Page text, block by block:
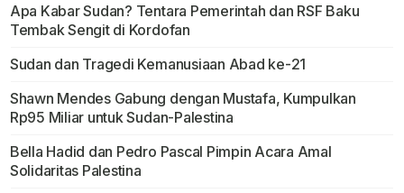
Apa Kabar Sudan? Tentara Pemerintah dan RSF Baku
Tembak Sengit di Kordofan
Sudan dan Tragedi Kemanusiaan Abad ke-21
Shawn Mendes Gabung dengan Mustafa, Kumpulkan
Rp95 Miliar untuk Sudan-Palestina
Bella Hadid dan Pedro Pascal Pimpin Acara Amal
Solidaritas Palestina